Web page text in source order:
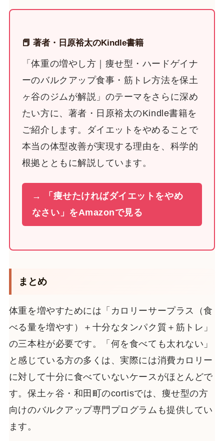
📕 著者・日原裕太のKindle書籍
「体重の増やし方｜痩せ型・ハードゲイナ
ーのバルクアップ食事・筋トレ方法を保土
ヶ谷のジムが解説」のテーマをさらに深め
たい方に、著者・日原裕太のKindle書籍を
ご紹介します。ダイエットをやめることで
本当の体型改善が実現する理由を、科学的
根拠とともに解説しています。
→ 「痩せたければダイエットをやめ
なさい」をAmazonで見る
まとめ
体重を増やすためには「カロリーサープラス（食
べる量を増やす）＋十分なタンパク質＋筋トレ」
の三本柱が必要です。「何を食べても太れない」
と感じている方の多くは、実際には消費カロリー
に対して十分に食べていないケースがほとんどで
す。保土ヶ谷・和田町のcortisでは、痩せ型の方
向けのバルクアップ専門プログラムも提供してい
ます。